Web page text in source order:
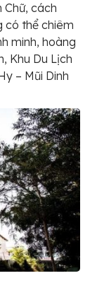
Chữ, cách
có thể chiêm
minh, hoàng
Khu Du Lịch
– Mũi Dinh